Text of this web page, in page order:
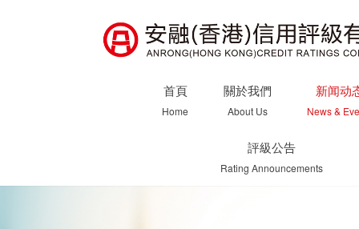
首頁
Home
關於我們
About Us
新闻动
News &
評級公告
Rating Announcements